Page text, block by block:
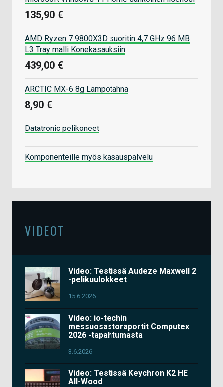
135,90 €
AMD Ryzen 7 9800X3D suoritin 4,7 GHz 96 MB
L3 Tray malli Konekasauksiin
439,00 €
ARCTIC MX-6 8g Lämpötahna
8,90 €
Datatronic pelikoneet
Komponenteille myös kasauspalvelu
VIDEOT
Video: Testissä Audeze Maxwell 2
-pelikuulokkeet
15.6.2026
Video: io-techin
messuosastoraportit Computex
2026 -tapahtumasta
3.6.2026
Video: Testissä Keychron K2 HE
All-Wood